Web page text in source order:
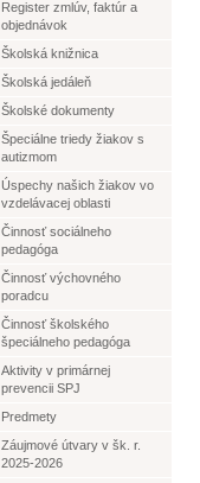
Register zmlúv, faktúr a
objednávok
Školská knižnica
Školská jedáleň
Školské dokumenty
Špeciálne triedy žiakov s
autizmom
Úspechy našich žiakov vo
vzdelávacej oblasti
Činnosť sociálneho
pedagóga
Činnosť výchovného
poradcu
Činnosť školského
špeciálneho pedagóga
Aktivity v primárnej
prevencii SPJ
Predmety
Záujmové útvary v šk. r.
2025-2026